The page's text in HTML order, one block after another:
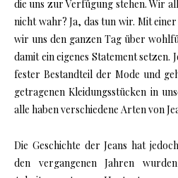
die uns zur Verfügung stehen. Wir
nicht wahr? Ja, das tun wir. Mit
wir uns den ganzen Tag über
damit ein eigenes Statement setzen.
fester Bestandteil der Mode und
getragenen Kleidungsstücken in
alle haben verschiedene Arten von
Die Geschichte der Jeans hat
den vergangenen Jahren